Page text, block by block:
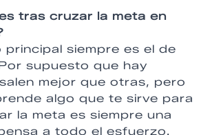
tras cruzar la meta en
principal siempre es el de
supuesto que hay
mejor que otras, pero
algo que te sirve para
la meta es siempre una
a todo el esfuerzo.